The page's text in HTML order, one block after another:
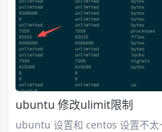
ubuntu 修改ulimit限制
ubuntu 设置和 centos 设置不太